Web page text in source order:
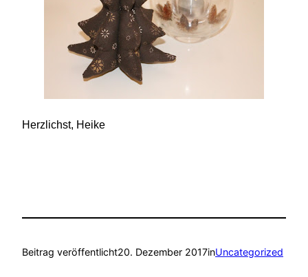
Herzlichst, Heike
Beitrag veröffentlicht20. Dezember 2017inUncategorized